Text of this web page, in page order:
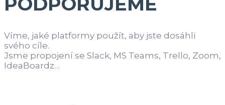
Víme, jaké platformy použít, aby jste dosáhli
svého cíle.
Jsme propojení se Slack, MS Teams, Trello, Zoom,
IdeaBoardz…